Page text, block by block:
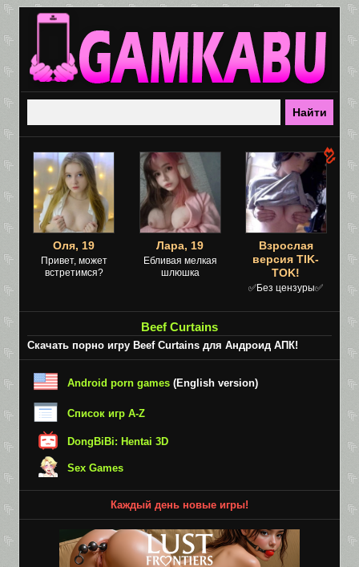
Оля, 19
Привет, может
встретимся?
Лара, 19
Ебливая мелкая
шлюшка
Взрослая
версия TIK-
TOK!
✅Без цензуры✅
Beef Curtains
Скачать порно игру Beef Curtains для Андроид АПК!
Android porn games (English version)
Список игр A-Z
DongBiBi: Hentai 3D
Sex Games
Каждый день новые игры!